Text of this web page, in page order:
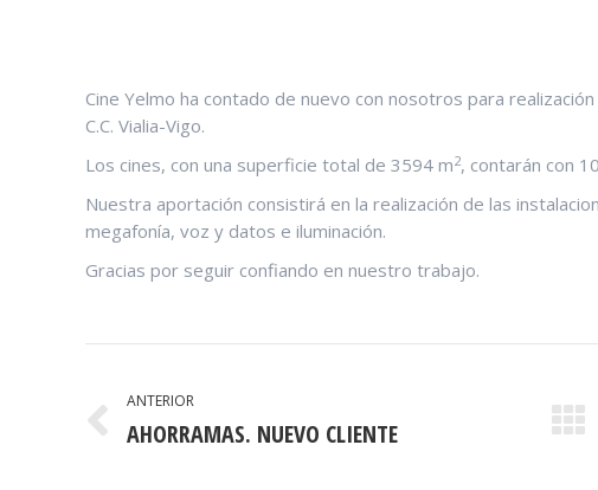
Cine Yelmo ha contado de nuevo con nosotros para
C.C. Vialia-Vigo.
Los cines, con una superficie total de 3594 m2, contarán con
Nuestra aportación consistirá en la realización de las
megafonía, voz y datos e iluminación.
Gracias por seguir confiando en nuestro trabajo.
ENTRE
PUBLICACIONES
ANTERIOR
Publicación
AHORRAMAS. NUEVO CLIENTE